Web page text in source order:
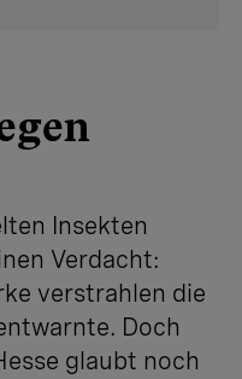
Insekten
Verdacht:
verstrahlen die
Doch
glaubt noch